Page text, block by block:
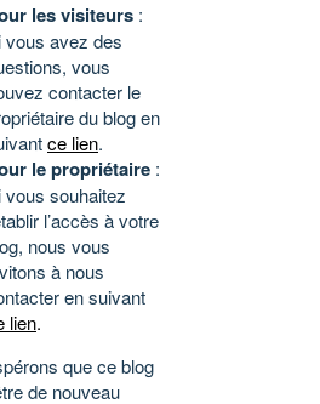
les visiteurs :
vous avez des
vous
contacter le
du blog en
ce lien.
le propriétaire :
vous souhaitez
l’accès à votre
nous vous
à nous
en suivant
lien.
que ce blog
de nouveau